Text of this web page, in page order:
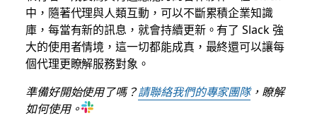
中，隨著代理與人類互動，可以不斷累積企業知識
庫，每當有新的訊息，就會持續更新。有了 Slack 強
大的使用者情境，這一切都能成真，最終還可以讓每
個代理更瞭解服務對象。
準備好開始使用了嗎？請聯絡我們的專家團隊，瞭解
如何使用。